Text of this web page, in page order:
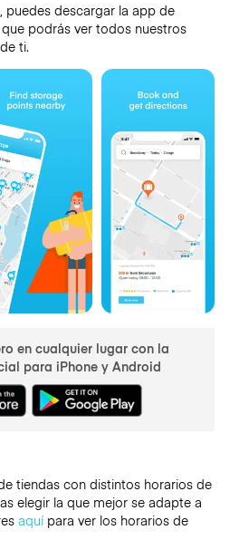
puedes descargar la app de
podrás ver todos nuestros
ti.
en cualquier lugar con la
para iPhone y Android
tiendas con distintos horarios de
elegir la que mejor se adapte a
aquípara ver los horarios de